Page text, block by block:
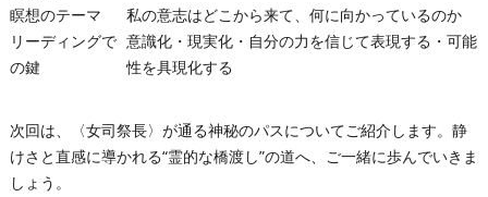
瞑想のテーマ
私の意志はどこから来て、何に向かっているのか
リーディングで
の鍵
意識化・現実化・自分の力を信じて表現する・可能
性を具現化する
次回は、〈女司祭長〉が通る神秘のパスについてご紹介します。静
けさと直感に導かれる“霊的な橋渡し”の道へ、ご一緒に歩んでいきま
しょう。